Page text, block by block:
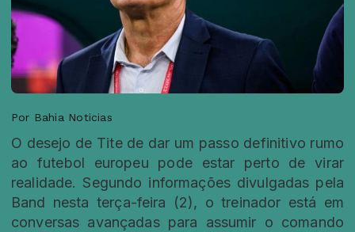
Por Bahia Noticias
O desejo de Tite de dar um passo definitivo rumo
ao futebol europeu pode estar perto de virar
realidade. Segundo informações divulgadas pela
Band nesta terça-feira (2), o treinador está em
conversas avançadas para assumir o comando